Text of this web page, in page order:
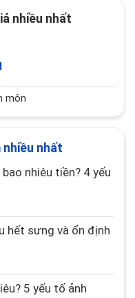
nhiều nhất
môn
nhiều nhất